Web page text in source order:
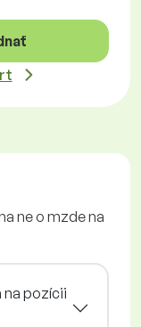
ne o mzde na
na pozícii